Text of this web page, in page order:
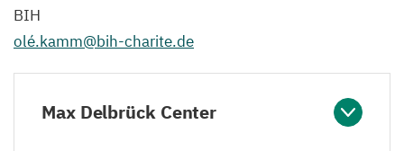
BIH
olé.kamm@bih-charite.de
Max Delbrück Center